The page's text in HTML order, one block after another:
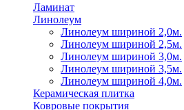
Ламинат
Линолеум
Линолеум шириной 2,0м.
Линолеум шириной 2,5м.
Линолеум шириной 3,0м.
Линолеум шириной 3,5м.
Линолеум шириной 4,0м.
Керамическая плитка
Ковровые покрытия